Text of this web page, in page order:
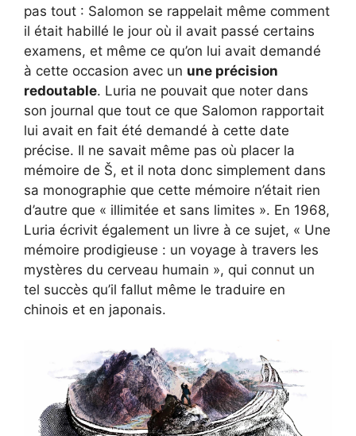
pas tout : Salomon se rappelait même comment
il était habillé le jour où il avait passé certains
examens, et même ce qu’on lui avait demandé
à cette occasion avec un une précision
redoutable. Luria ne pouvait que noter dans
son journal que tout ce que Salomon rapportait
lui avait en fait été demandé à cette date
précise. Il ne savait même pas où placer la
mémoire de Š, et il nota donc simplement dans
sa monographie que cette mémoire n’était rien
d’autre que « illimitée et sans limites ». En 1968,
Luria écrivit également un livre à ce sujet, « Une
mémoire prodigieuse : un voyage à travers les
mystères du cerveau humain », qui connut un
tel succès qu’il fallut même le traduire en
chinois et en japonais.